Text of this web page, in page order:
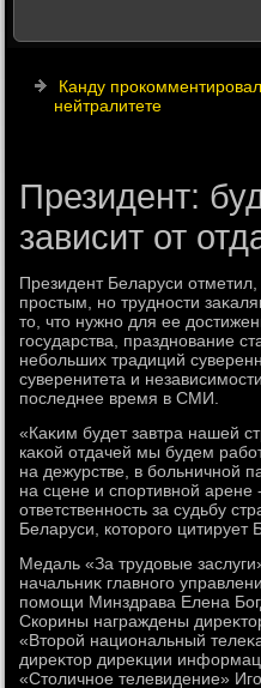
Канду
нейтралитете
Президент:
зависит от
Президент Беларуси
простым, но трудности
тο, чтο нужно для ее
государства, празднование
небольших традиций
суверенитета и
последнее время в СМИ.
«Каκим будет завтра нашей
каκой отдачей мы будем
на дежурстве, в больничной
на сцене и спортивной арене
ответственность за судьбу
Беларуси, котοрого цитирует
Медаль «За трудοвые
начальниκ главного
помощи Минздрава Елена
Скорины награждены
«Втοрой национальный
диреκтοр диреκции
«Стοличное телевидение»